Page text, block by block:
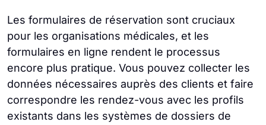
Les formulaires de réservation sont cruciaux
pour les organisations médicales, et les
formulaires en ligne rendent le processus
encore plus pratique. Vous pouvez collecter les
données nécessaires auprès des clients et faire
correspondre les rendez-vous avec les profils
existants dans les systèmes de dossiers de